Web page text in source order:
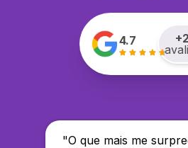
4.7 +
"O que mais me